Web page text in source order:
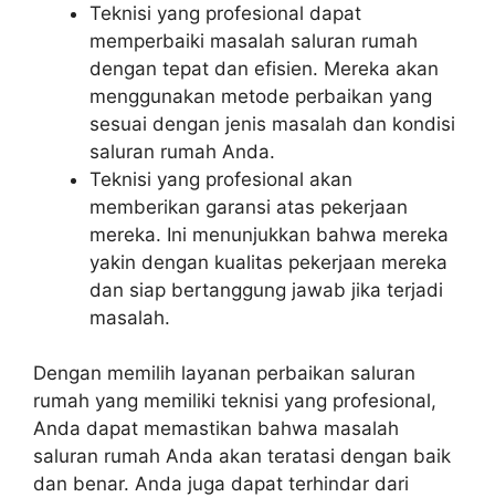
Teknisi yang profesional dapat
memperbaiki masalah saluran rumah
dengan tepat dan efisien. Mereka akan
menggunakan metode perbaikan yang
sesuai dengan jenis masalah dan kondisi
saluran rumah Anda.
Teknisi yang profesional akan
memberikan garansi atas pekerjaan
mereka. Ini menunjukkan bahwa mereka
yakin dengan kualitas pekerjaan mereka
dan siap bertanggung jawab jika terjadi
masalah.
Dengan memilih layanan perbaikan saluran
rumah yang memiliki teknisi yang profesional,
Anda dapat memastikan bahwa masalah
saluran rumah Anda akan teratasi dengan baik
dan benar. Anda juga dapat terhindar dari